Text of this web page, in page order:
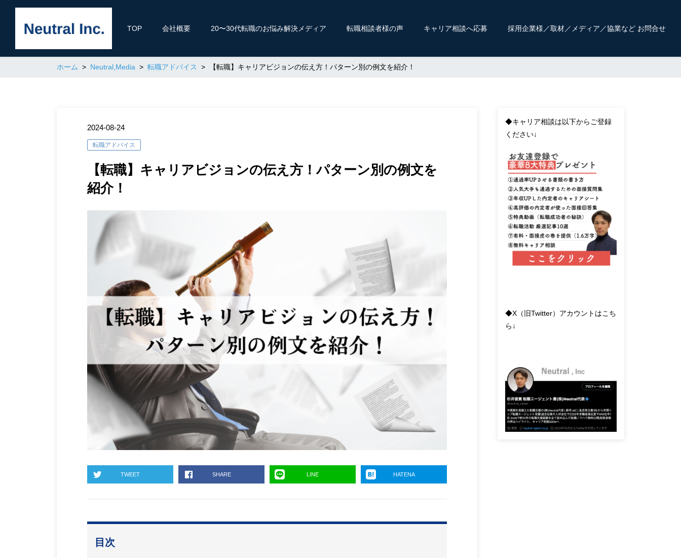
TOP 会社概要 20〜30代転職のお悩み解決メディア 転職相談者様の声 キャリア相談へ応募 採用企業様／取材／メディア／協業など お問合せ
ホーム Neutral,Media 転職アドバイス 【転職】キャリアビジョンの伝え方！パターン別の例文を紹介！
2024-08-24
転職アドバイス
【転職】キャリアビジョンの伝え方！パターン別の例文を
紹介！
TWEET SHARE LINE HATENA
目次
◆キャリア相談は以下からご登録
ください↓
◆X（旧Twitter）アカウントはこち
ら↓